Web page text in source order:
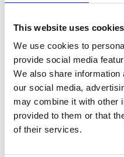
This website uses cookies
We use cookies to
provide social media
We also share
our social media,
may combine it with other
provided to them or that
of their services.
рецептов
семьи
В ДЕНЬ МАТЕРИ,
ЛЕГКИМИ, НО
РЕЦЕПТЫ
Чечевица с курицей
Томатный крем-суп с